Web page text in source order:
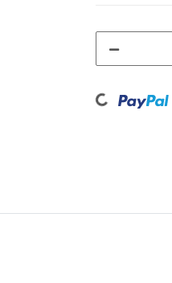
Loading...